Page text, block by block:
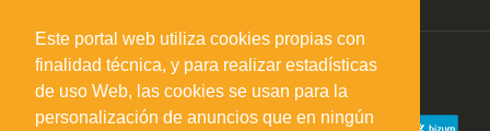
Este portal web utiliza cookies propias con
finalidad técnica, y para realizar estadísticas
de uso Web, las cookies se usan para la
personalización de anuncios que en ningún
misuperfavorito.com.
© 2026. Todos los derechos reservados.